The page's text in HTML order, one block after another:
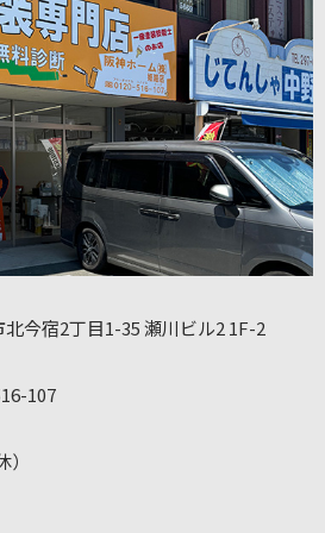
今宿2丁目1-35 瀬川ビル2 1F-2
107